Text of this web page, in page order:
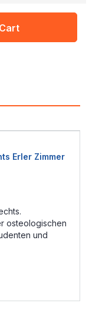
Erler Zimmer
osteologischen
und